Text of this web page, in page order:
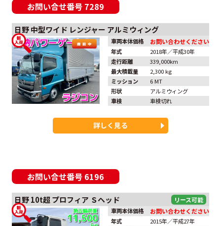
お問い合せ番号7289
日野 中型ワイド レンジャー アルミウィング
車両本体価格 お問い合わせください
年式
2018年／平成30年
走行距離
339,000km
最大積載量
2,300 kg
ミッション
6 MT
形状
アルミウィング
車検
車検切れ
詳しく見る
お問い合せ番号6196
日野 10t超 プロフィア Ｓヘッド
車両本体価格 お問い合わせください
年式
2015年／平成27年